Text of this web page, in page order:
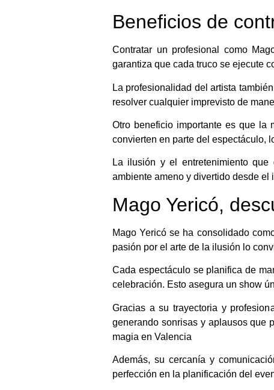
Beneficios de
Contratar un profesional como
garantiza que cada truco se ejecute
La profesionalidad del artista
resolver cualquier imprevisto de
Otro beneficio importante es que la
convierten en parte del espectáculo,
La ilusión y el entretenimiento
ambiente ameno y divertido desde el
Mago Yericó,
Mago Yericó se ha consolidado
pasión por el arte de la ilusión lo
Cada espectáculo se planifica de
celebración. Esto asegura un show
Gracias a su trayectoria y
generando sonrisas y aplausos que
magia en Valencia
Además, su cercanía y
perfección en la planificación del